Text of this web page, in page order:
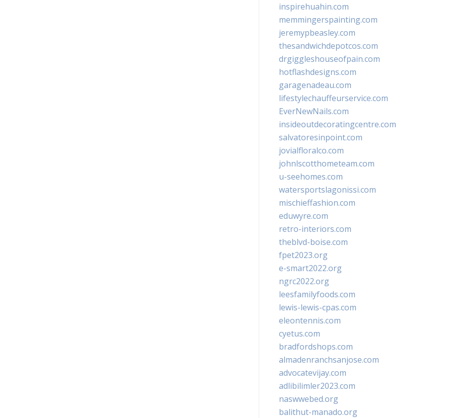
inspirehuahin.com
memmingerspainting.com
jeremypbeasley.com
thesandwichdepotcos.com
drgiggleshouseofpain.com
hotflashdesigns.com
garagenadeau.com
lifestylechauffeurservice.com
EverNewNails.com
insideoutdecoratingcentre.com
salvatoresinpoint.com
jovialfloralco.com
johnlscotthometeam.com
u-seehomes.com
watersportslagonissi.com
mischieffashion.com
eduwyre.com
retro-interiors.com
theblvd-boise.com
fpet2023.org
e-smart2022.org
ngrc2022.org
leesfamilyfoods.com
lewis-lewis-cpas.com
eleontennis.com
cyetus.com
bradfordshops.com
almadenranchsanjose.com
advocatevijay.com
adlibilimler2023.com
naswwebed.org
balithut-manado.org